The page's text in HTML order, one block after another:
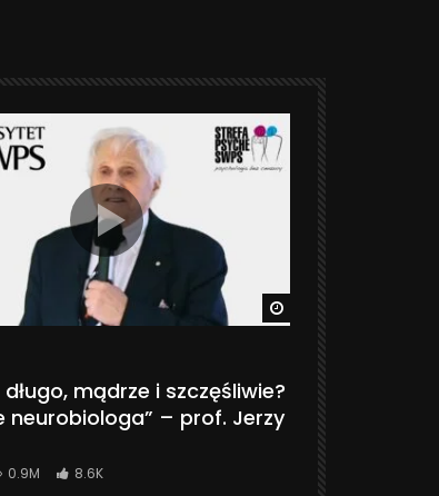
Watch Later
długo, mądrze i szczęśliwie?
neurobiologa” – prof. Jerzy
0.9M 8.6K